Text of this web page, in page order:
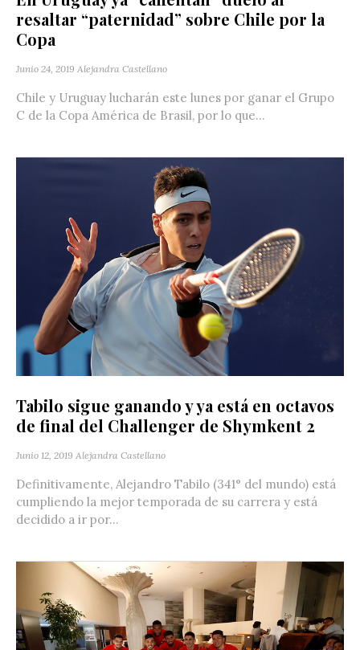
resaltar “paternidad” sobre Chile por la
Copa
Junio 24, 2019 Alejandra Castellano
Chile y Uruguay lucharán este lunes por ganar el Grupo
C de la Copa América de Brasil, por lo que...
Tabilo sigue ganando y ya está en octavos
de final del Challenger de Shymkent 2
Junio 12, 2019 Alejandra Castellano
Definitivamente, Alejandro Tabilo (341° del mundo) está
cumpliendo la mejor temporada de su carrera y está
decidido a ir por...